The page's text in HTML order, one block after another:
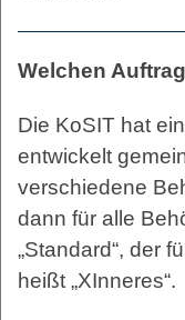
Welchen
Die KoSIT hat
entwickelt
verschiedene
dann für alle
„Standard“, der
heißt „XInneres“.